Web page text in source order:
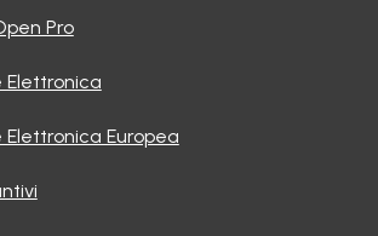
Pro
Elettronica
Europea